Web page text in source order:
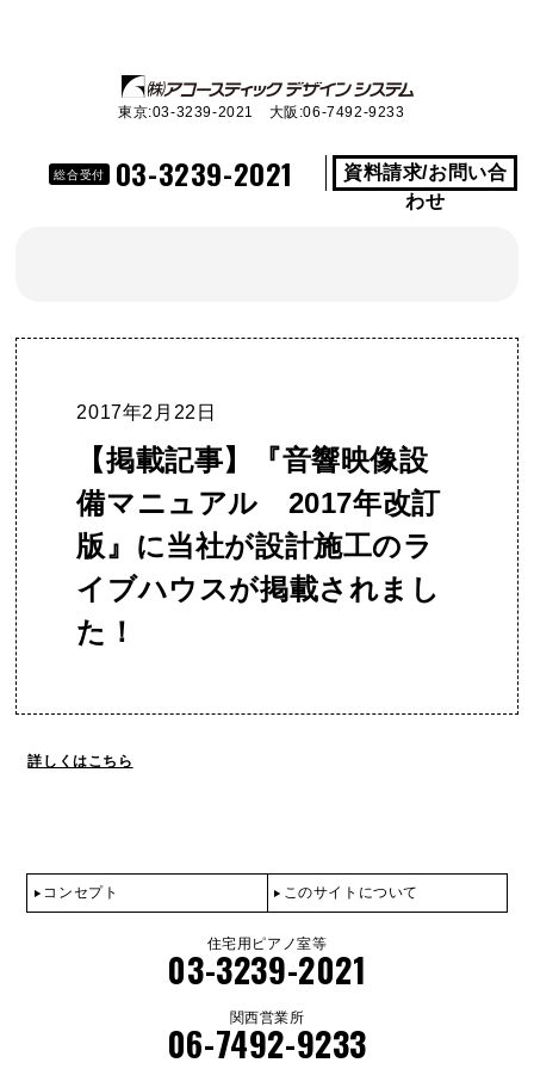
東京:03-3239-2021 大阪:06-7492-9233
総合受付 03-3239-2021
資料請求/お問い合
わせ
2017年2月22日
【掲載記事】『音響映像設
備マニュアル 2017年改訂
版』に当社が設計施工のラ
イブハウスが掲載されまし
た！
詳しくはこちら
コンセプト このサイトについて
住宅用ピアノ室等
03-3239-2021
関西営業所
06-7492-9233